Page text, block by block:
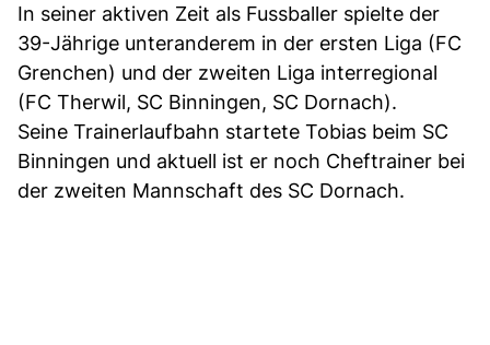
In seiner aktiven Zeit als Fussballer spielte der
39-Jährige unteranderem in der ersten Liga (FC
Grenchen) und der zweiten Liga interregional
(FC Therwil, SC Binningen, SC Dornach).
Seine Trainerlaufbahn startete Tobias beim SC
Binningen und aktuell ist er noch Cheftrainer bei
der zweiten Mannschaft des SC Dornach.